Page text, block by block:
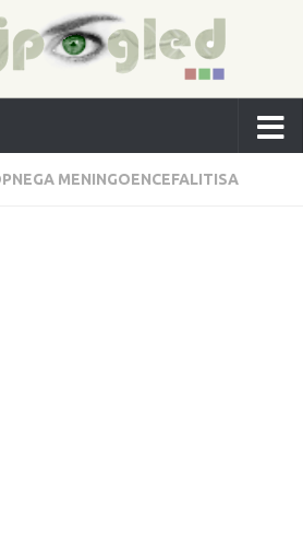
MENINGOENCEFALITISA